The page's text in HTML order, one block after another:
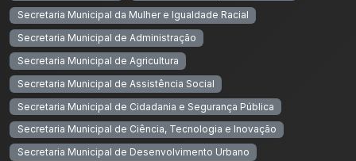
Secretaria Municipal da Mulher e Igualdade Racial
Secretaria Municipal de Administração
Secretaria Municipal de Agricultura
Secretaria Municipal de Assistência Social
Secretaria Municipal de Cidadania e Segurança Pública
Secretaria Municipal de Ciência, Tecnologia e Inovação
Secretaria Municipal de Desenvolvimento Urbano